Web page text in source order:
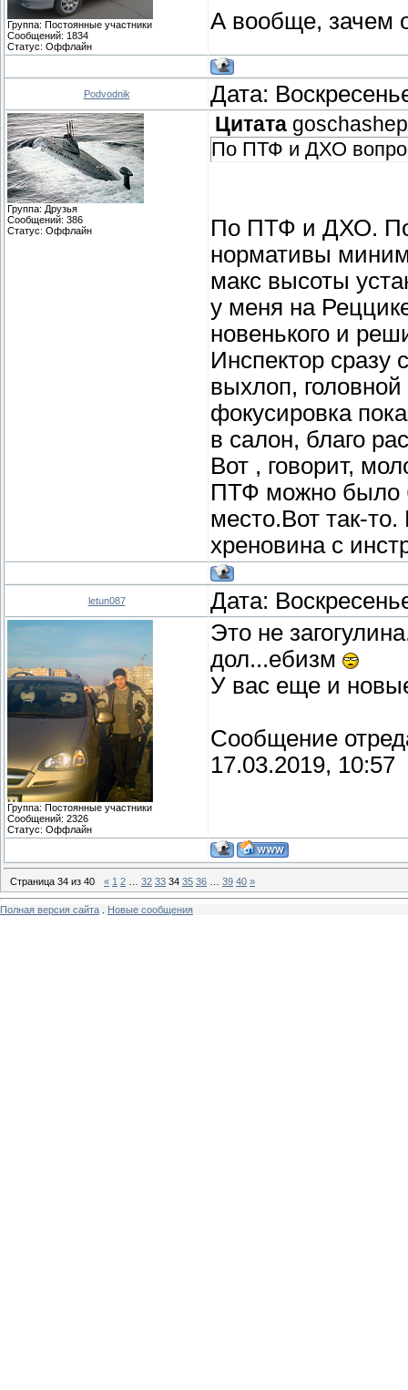
Группа: Постоянные участники
Сообщений: 1834
Статус: Оффлайн
А вообще, зачем
Podvodnik Дата:
Группа: Друзья
Сообщений: 386
Статус: Оффлайн
Цитата
По ПТФ и ДХО
По ПТФ и ДХО. По
нормативы
макс высоты
у меня на
новенького и
Инспектор
выхлоп,
фокусировка
в салон, благо
Вот , говорит,
ПТФ можно было
место.Вот так-то.
хреновина с
letun087 Дата:
Группа: Постоянные участники
Сообщений: 2326
Статус: Оффлайн
Это не
дол...ебизм
У вас еще и
Сообщение
17.03.2019, 10:57
Страница 34 из 40 « 1 2 32 33 34 35 36 39 40 »
Полная версия сайта Новые сообщения